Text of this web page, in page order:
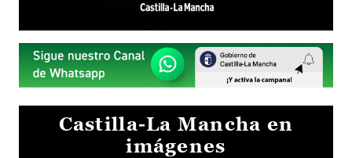
Castilla-La Mancha en
imágenes